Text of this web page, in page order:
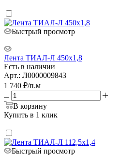
Быстрый просмотр
Лента ТИАЛ-Л 450х1,8
Есть в наличии
Арт.: Л0000009843
1 740 ₽/п.м
В корзину
Купить в 1 клик
Быстрый просмотр